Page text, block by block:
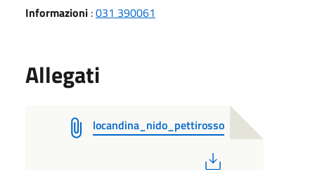
Informazioni :031 390061
Allegati
locandina_nido_pettirosso